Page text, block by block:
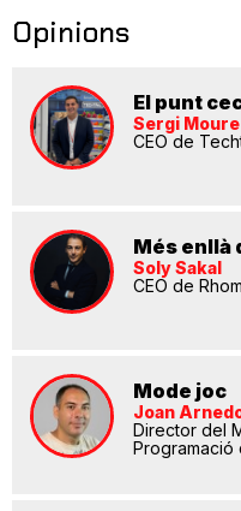
Opinions
El punt
Sergi Moure
CEO de
Més enllà
Soly Sakal
CEO de
Mode joc
Joan
Director del
Programació